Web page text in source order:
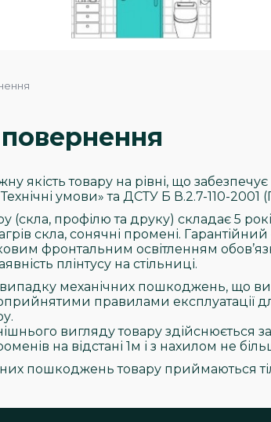
повернення
якість товару на рівні, що
умови» та ДСТУ Б В.2.7-110-
(скла, профілю та друку) складає 5
скла, сонячні промені.
фронтальним освітленням
плінтусу на стільниці.
випадку механічних пошкоджень, що
правилами експлуатації
вигляду товару здійснюється
на відстані 1м і з нахилом не
пошкоджень товару приймаються